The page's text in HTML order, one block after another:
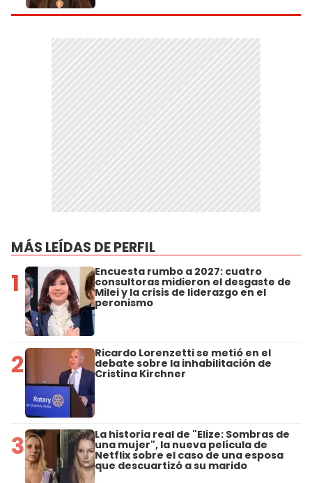
MÁS LEÍDAS DE PERFIL
1 Encuesta rumbo a 2027: cuatro
consultoras midieron el desgaste de
Milei y la crisis de liderazgo en el
peronismo
2 Ricardo Lorenzetti se metió en el
debate sobre la inhabilitación de
Cristina Kirchner
3 La historia real de "Elize: Sombras de
una mujer", la nueva película de
Netflix sobre el caso de una esposa
que descuartizó a su marido